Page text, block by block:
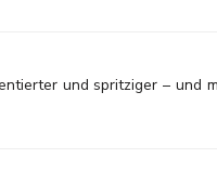
und spritziger – und